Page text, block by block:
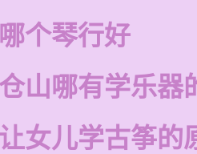
个琴行好
山哪有学乐器
女儿学古筝的